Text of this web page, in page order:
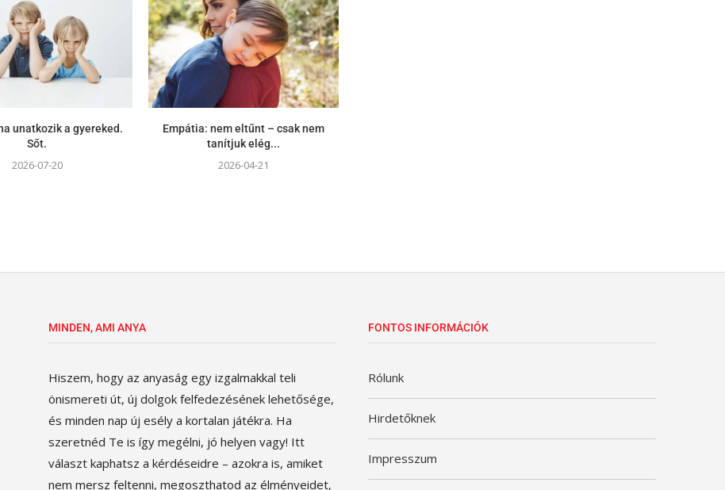
unatkozik a gyereked.
Sőt.
2026-07-20
Empátia: nem eltűnt – csak nem
tanítjuk elég...
2026-04-21
MINDEN, AMI ANYA
Hiszem, hogy az anyaság egy izgalmakkal teli
önismereti út, új dolgok felfedezésének lehetősége,
és minden nap új esély a kortalan játékra. Ha
szeretnéd Te is így megélni, jó helyen vagy! Itt
választ kaphatsz a kérdéseidre – azokra is, amiket
nem mersz feltenni, megoszthatod az élményeidet,
FONTOS INFORMÁCIÓK
Rólunk
Hirdetőknek
Impresszum